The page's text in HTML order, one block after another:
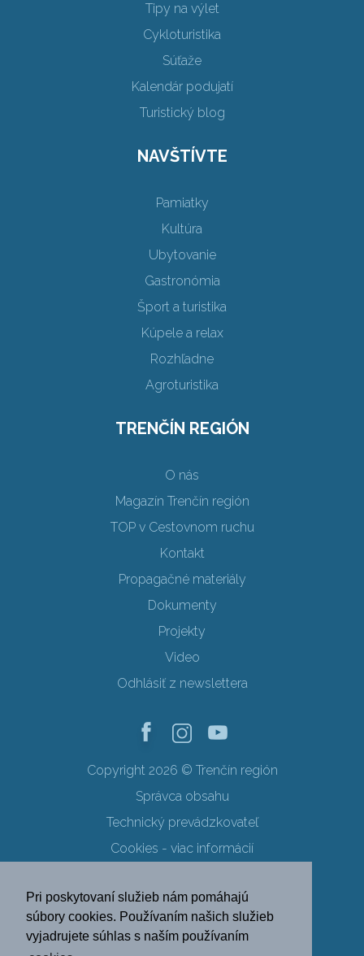
Pri poskytovaní služieb nám pomáhajú
súbory cookies. Používaním našich služieb
vyjadrujete súhlas s naším používaním
Tipy na výlet
Cykloturistika
Súťaže
Kalendár podujatí
Turistický blog
NAVŠTÍVTE
Pamiatky
Kultúra
Ubytovanie
Gastronómia
Šport a turistika
Kúpele a relax
Rozhľadne
Agroturistika
TRENČÍN REGIÓN
O nás
Magazín Trenčín región
TOP v Cestovnom ruchu
Kontakt
Propagačné materiály
Dokumenty
Projekty
Video
Odhlásiť z newslettera
Copyright 2026 © Trenčín región
Správca obsahu
Technický prevádzkovateľ
Cookies - viac informácií
Ochrana osobných údajov
SK EN DE PL